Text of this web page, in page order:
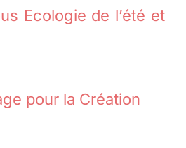
Ecologie de l’été et
pour la Création